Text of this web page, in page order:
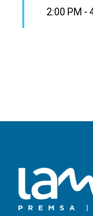
2:00 PM -